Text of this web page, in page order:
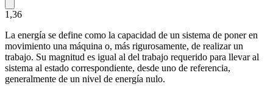
1,36
La energía se define como la capacidad de un sistema de poner en
movimiento una máquina o, más rigurosamente, de realizar un
trabajo. Su magnitud es igual al del trabajo requerido para llevar al
sistema al estado correspondiente, desde uno de referencia,
generalmente de un nivel de energía nulo.